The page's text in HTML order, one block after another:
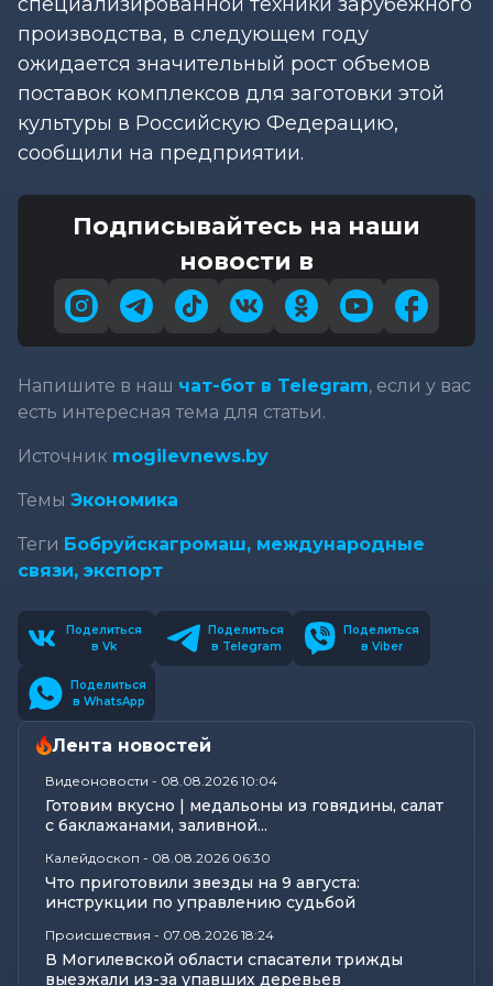
производства, в следующем году
ожидается значительный рост объемов
поставок комплексов для заготовки этой
культуры в Российскую Федерацию,
сообщили на предприятии.
Подписывайтесь на наши
новости в
Напишите в наш чат-бот в Telegram, если у вас
есть интересная тема для статьи.
Источник mogilevnews.by
Темы Экономика
Теги Бобруйскагромаш, международные
связи, экспорт
Поделиться
в Vk
Поделиться
в Telegram
Поделиться
в Viber
Поделиться
в WhatsApp
Лента новостей
Видеоновости - 08.08.2026 10:04
Готовим вкусно | медальоны из говядины, салат
с баклажанами, заливной...
Калейдоскоп - 08.08.2026 06:30
Что приготовили звезды на 9 августа:
инструкции по управлению судьбой
Происшествия - 07.08.2026 18:24
В Могилевской области спасатели трижды
выезжали из-за упавших деревьев